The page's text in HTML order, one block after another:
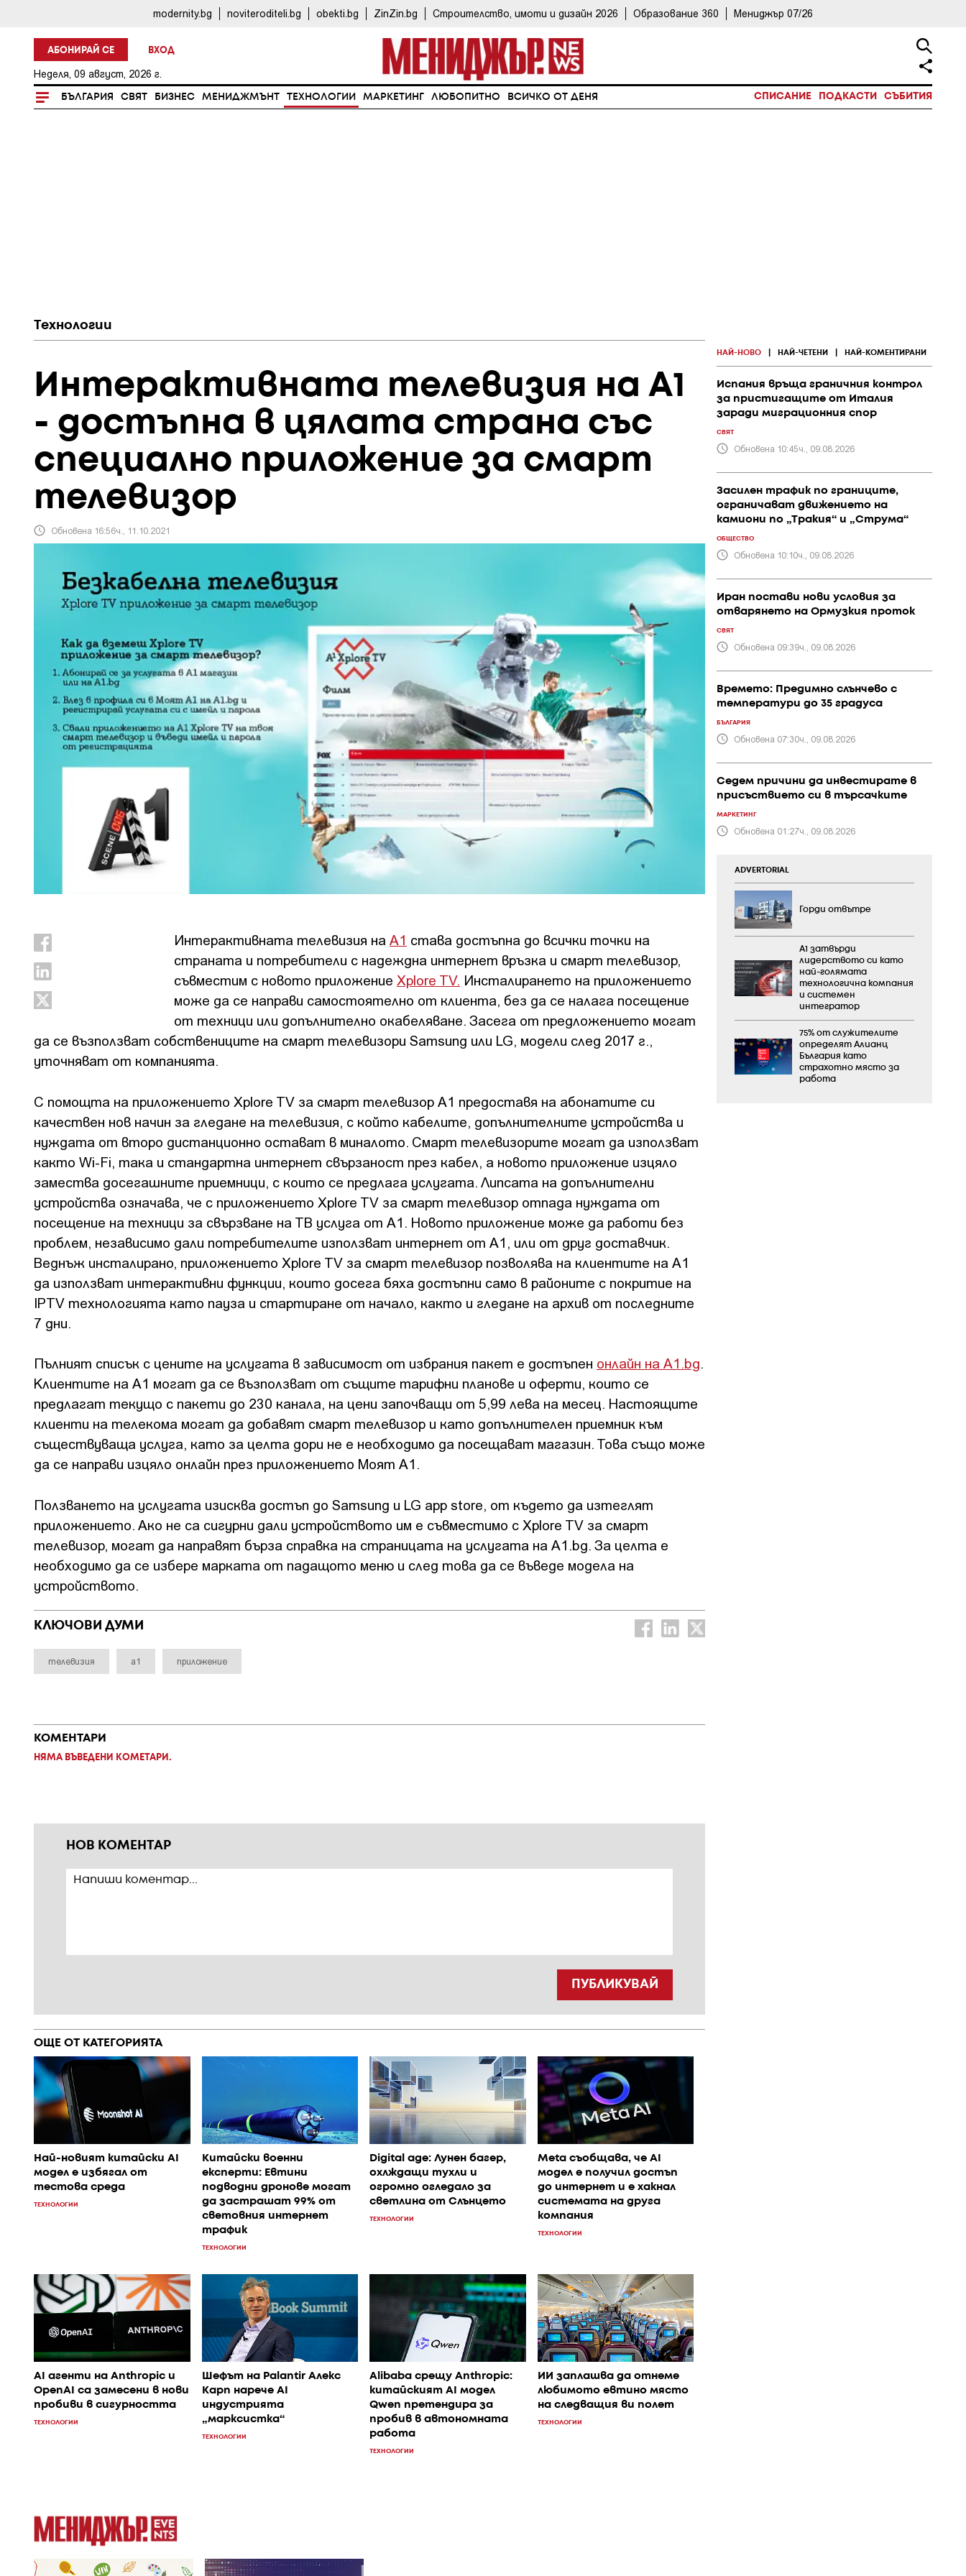
modernity.bg noviteroditeli.bg obekti.bg ZinZin.bg Строителство, имоти и дизайн 2026 Образование 360 Мениджър 07/26
АБОНИРАЙ СЕ ВХОД
Неделя, 09 август, 2026 г.
БЪЛГАРИЯ СВЯТ БИЗНЕС МЕНИДЖМЪНТ ТЕХНОЛОГИИ МАРКЕТИНГ ЛЮБОПИТНО ВСИЧКО ОТ ДЕНЯ СПИСАНИЕ ПОДКАСТИ СЪБИТИЯ
Технологии
Интерактивната телевизия на А1
- достъпна в цялата страна със
специално приложение за смарт
телевизор
Обновена 16:56ч., 11.10.2021
Интерактивната телевизия на А1 става достъпна до всички точки на
страната и потребители с надеждна интернет връзка и смарт телевизор,
съвместим с новото приложение Xplore TV. Инсталирането на приложението
може да се направи самостоятелно от клиента, без да се налага посещение
от техници или допълнително окабеляване. Засега от предложението могат
да се възползват собствениците на смарт телевизори Samsung или LG, модели след 2017 г.,
уточняват от компанията.
С помощта на приложението Xplore TV за смарт телевизор А1 предоставя на абонатите си
качествен нов начин за гледане на телевизия, с който кабелите, допълнителните устройства и
нуждата от второ дистанционно остават в миналото. Смарт телевизорите могат да използват
както Wi-Fi, така и стандартна интернет свързаност през кабел, а новото приложение изцяло
замества досегашните приемници, с които се предлага услугата. Липсата на допълнителни
устройства означава, че с приложението Xplore TV за смарт телевизор отпада нуждата от
посещение на техници за свързване на ТВ услуга от А1. Новото приложение може да работи без
проблем, независимо дали потребителите използват интернет от А1, или от друг доставчик.
Веднъж инсталирано, приложението Xplore TV за смарт телевизор позволява на клиентите на А1
да използват интерактивни функции, които досега бяха достъпни само в районите с покритие на
IPTV технологията като пауза и стартиране от начало, както и гледане на архив от последните
7 дни.
Пълният списък с цените на услугата в зависимост от избрания пакет е достъпен онлайн на A1.bg.
Клиентите на А1 могат да се възползват от същите тарифни планове и оферти, които се
предлагат текущо с пакети до 230 канала, на цени започващи от 5,99 лева на месец. Настоящите
клиенти на телекома могат да добавят смарт телевизор и като допълнителен приемник към
съществуваща услуга, като за целта дори не е необходимо да посещават магазин. Това също може
да се направи изцяло онлайн през приложението Моят А1.
Ползването на услугата изисква достъп до Samsung и LG app store, от където да изтеглят
приложението. Ако не са сигурни дали устройството им е съвместимо с Xplore TV за смарт
телевизор, могат да направят бърза справка на страницата на услугата на А1.bg. За целта е
необходимо да се избере марката от падащото меню и след това да се въведе модела на
устройството.
КЛЮЧОВИ ДУМИ
телевизия a1 приложение
КОМЕНТАРИ
НЯМА ВЪВЕДЕНИ КОМЕТАРИ.
НОВ КОМЕНТАР
ПУБЛИКУВАЙ
ОЩЕ ОТ КАТЕГОРИЯТА
Най-новият китайски AI
модел е избягал от
тестова среда
ТЕХНОЛОГИИ
Китайски военни
експерти: Евтини
подводни дронове могат
да застрашат 99% от
световния интернет
трафик
ТЕХНОЛОГИИ
Digital age: Лунен багер,
охлждащи тухли и
огромно огледало за
светлина от Слънцето
ТЕХНОЛОГИИ
Meta съобщава, че AI
модел е получил достъп
до интернет и е хакнал
системата на друга
компания
ТЕХНОЛОГИИ
AI агенти на Anthropic и
OpenAI са замесени в нови
пробиви в сигурността
ТЕХНОЛОГИИ
Шефът на Palantir Алекс
Карп нарече AI
индустрията
„марксистка“
ТЕХНОЛОГИИ
Alibaba срещу Anthropic:
китайският AI модел
Qwen претендира за
пробив в автономната
работа
ТЕХНОЛОГИИ
ИИ заплашва да отнеме
любимото евтино място
на следващия ви полет
ТЕХНОЛОГИИ
НАЙ-НОВО НАЙ-ЧЕТЕНИ НАЙ-КОМЕНТИРАНИ
Испания връща граничния контрол
за пристигащите от Италия
заради миграционния спор
СВЯТ
Обновена 10:45ч., 09.08.2026
Засилен трафик по границите,
ограничават движението на
камиони по „Тракия“ и „Струма“
ОБЩЕСТВО
Обновена 10:10ч., 09.08.2026
Иран постави нови условия за
отварянето на Ормузкия проток
СВЯТ
Обновена 09:39ч., 09.08.2026
Времето: Предимно слънчево с
температури до 35 градуса
БЪЛГАРИЯ
Обновена 07:30ч., 09.08.2026
Седем причини да инвестирате в
присъствието си в търсачките
МАРКЕТИНГ
Обновена 01:27ч., 09.08.2026
ADVERTORIAL
Горди отвътре
А1 затвърди
лидерството си като
най-голямата
технологична компания
и системен
интегратор
75% от служителите
определят Алианц
България като
страхотно място за
работа